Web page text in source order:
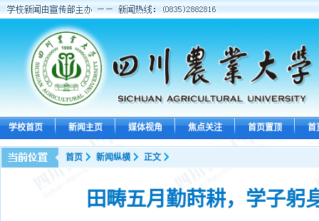
学校首页 新闻主页 媒体视角 焦点关注 首页置顶 首
首页 新闻纵横 正文
田畴五月勤莳耕，学子躬